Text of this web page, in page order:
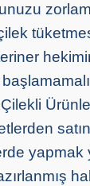
yapmak